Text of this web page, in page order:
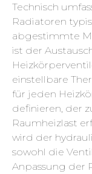
Technisch
Radiatoren
abgestimmte
ist der
einstellbare
für jeden
definieren, der
Raumheizlast
wird der
sowohl die
Anpassung der